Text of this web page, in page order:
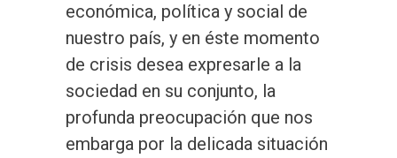
económica, política y social de
nuestro país, y en éste momento
de crisis desea expresarle a la
sociedad en su conjunto, la
profunda preocupación que nos
embarga por la delicada situación